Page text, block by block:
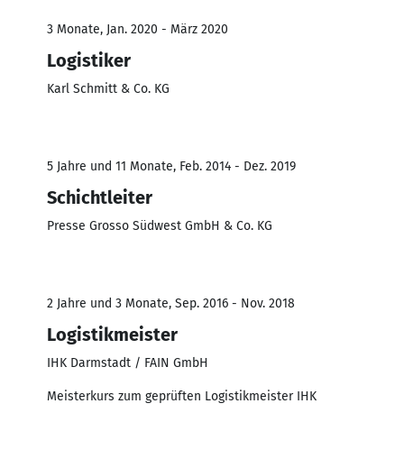
3 Monate, Jan. 2020 - März 2020
Logistiker
Karl Schmitt & Co. KG
5 Jahre und 11 Monate, Feb. 2014 - Dez. 2019
Schichtleiter
Presse Grosso Südwest GmbH & Co. KG
2 Jahre und 3 Monate, Sep. 2016 - Nov. 2018
Logistikmeister
IHK Darmstadt / FAIN GmbH
Meisterkurs zum geprüften Logistikmeister IHK